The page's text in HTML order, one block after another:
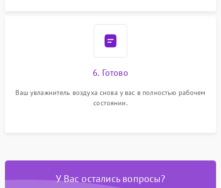
6. Готово
Ваш увлажнитель воздуха снова у вас в полностью рабочем
состоянии.
У Вас остались вопросы?